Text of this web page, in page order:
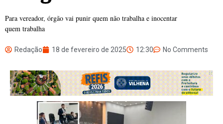
Para vereador, órgão vai punir quem não trabalha e inocentar
quem trabalha
Redação 18 de fevereiro de 2025 12:30 No Comments